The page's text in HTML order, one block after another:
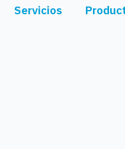
Servicios